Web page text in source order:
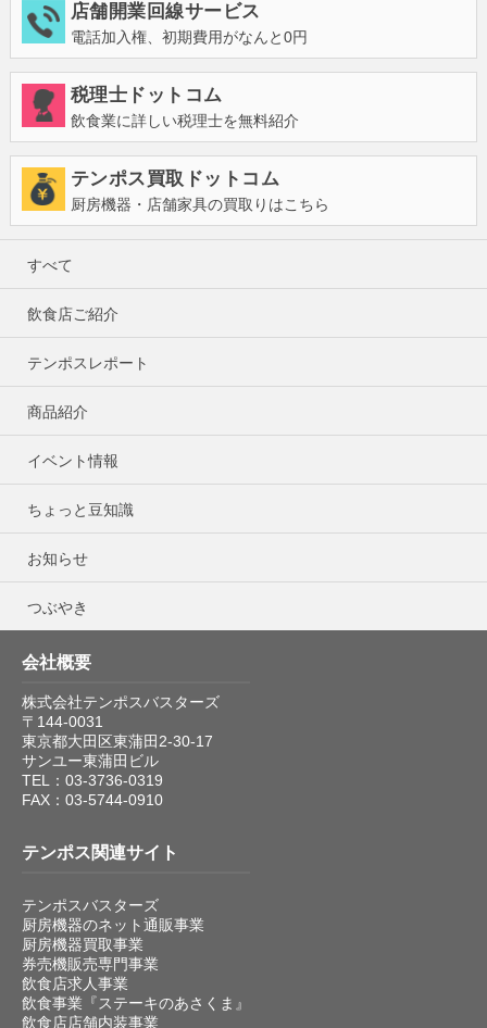
店舗開業回線サービス
電話加入権、初期費用がなんと0円
税理士ドットコム
飲食業に詳しい税理士を無料紹介
テンポス買取ドットコム
厨房機器・店舗家具の買取りはこちら
すべて
飲食店ご紹介
テンポスレポート
商品紹介
イベント情報
ちょっと豆知識
お知らせ
つぶやき
会社概要
株式会社テンポスバスターズ
〒144-0031
東京都大田区東蒲田2-30-17
サンユー東蒲田ビル
TEL：03-3736-0319
FAX：03-5744-0910
テンポス関連サイト
テンポスバスターズ
厨房機器のネット通販事業
厨房機器買取事業
券売機販売専門事業
飲食店求人事業
飲食事業『ステーキのあさくま』
飲食店店舗内装事業